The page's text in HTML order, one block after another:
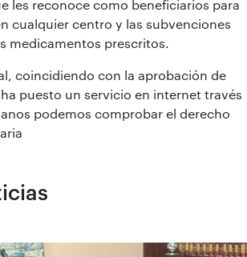
les reconoce como beneficiarios para
cualquier centro y las subvenciones
medicamentos prescritos.
coincidiendo con la aprobación de
puesto un servicio en internet través
podemos comprobar el derecho